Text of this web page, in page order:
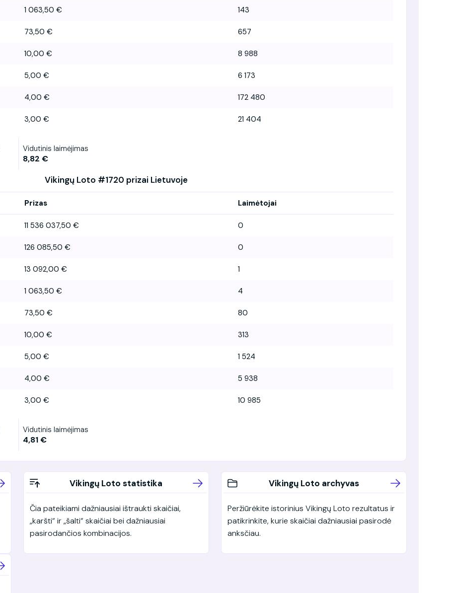
1 063,50 € 143
73,50 € 657
10,00 € 8 988
5,00 € 6 173
4,00 € 172 480
3,00 € 21 404
Vidutinis laimėjimas
8,82 €
Vikingų Loto #1720 prizai Lietuvoje
Prizas Laimėtojai
11 536 037,50 € 0
126 085,50 € 0
13 092,00 € 1
1 063,50 € 4
73,50 € 80
10,00 € 313
5,00 € 1 524
4,00 € 5 938
3,00 € 10 985
Vidutinis laimėjimas
4,81 €
Vikingų Loto statistika
Čia pateikiami dažniausiai ištraukti skaičiai,
„karšti“ ir „šalti“ skaičiai bei dažniausiai
pasirodančios kombinacijos.
Vikingų Loto archyvas
Peržiūrėkite istorinius Vikingų Loto rezultatus ir
patikrinkite, kurie skaičiai dažniausiai pasirodė
anksčiau.